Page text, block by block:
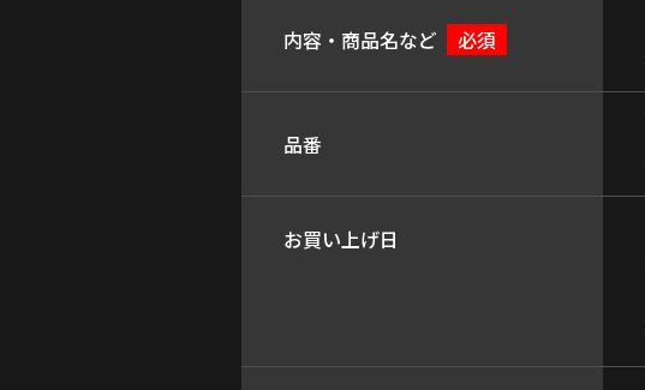
内容・商品名など 必須
品番
お買い上げ日